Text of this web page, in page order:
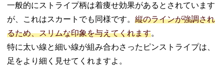
一般的にストライプ柄は着痩せ効果があるとされています
が、これはスカートでも同様です。 縦のラインが強調され
るため、スリムな印象を与えてくれます。
特に太い線と細い線が組み合わさったピンストライプは、
足をより細く見せてくれますよ。